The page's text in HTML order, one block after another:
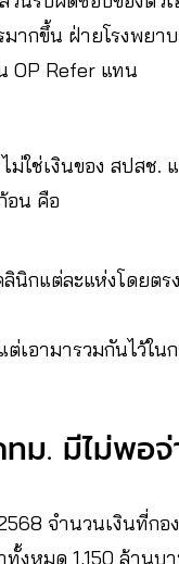
มากขึ้น ฝ่ายโรงพ
OP Refer แทน
ใช่เงินของ สปสช
อน คือ
นิกแต่ละแห่งโดยตรง
เอามารวมกันไว้ใน
ม. มีไม่พอจ่
จำนวนเงินที่กอ
งหมด 1,150 ล้าน